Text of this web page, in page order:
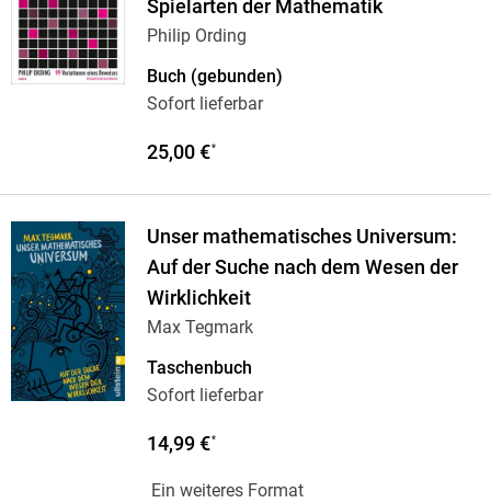
Spielarten der Mathematik
Philip Ording
Buch (gebunden)
Sofort lieferbar
25,00 €*
Unser mathematisches Universum:
Auf der Suche nach dem Wesen der
Wirklichkeit
Max Tegmark
Taschenbuch
Sofort lieferbar
14,99 €*
Ein weiteres Format